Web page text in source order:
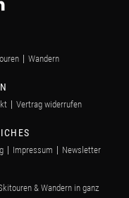
Wandern
Vertrag widerrufen
Impressum Newsletter
& Wandern in ganz